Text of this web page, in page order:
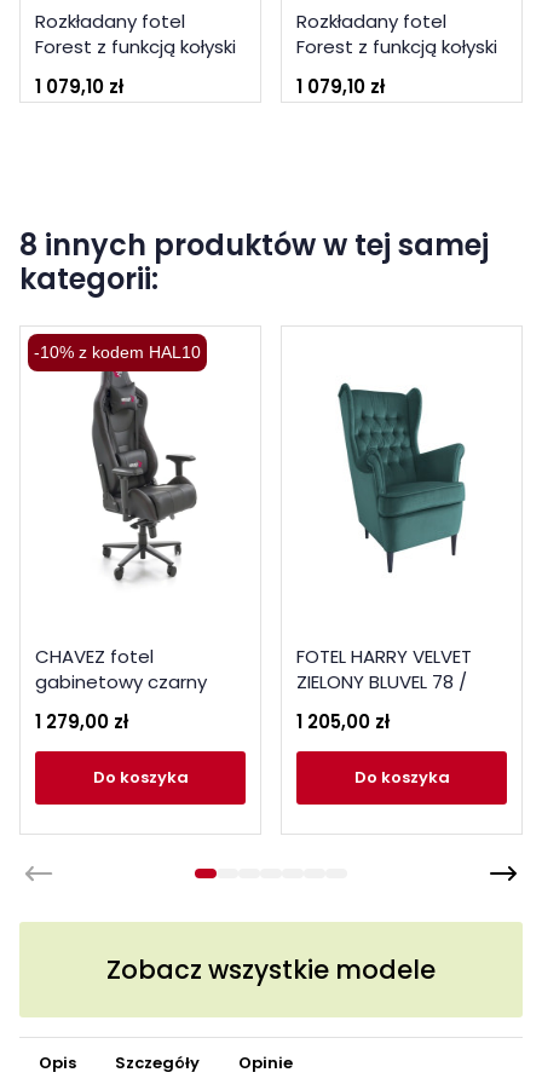
Rozkładany fotel
Forest z funkcją kołyski
1 079,10 zł
Rozkładany fotel
Forest z funkcją kołyski
1 079,10 zł
8 innych produktów w tej samej
kategorii:
-10% z kodem HAL10
CHAVEZ fotel
gabinetowy czarny
1 279,00 zł
do koszyka
FOTEL HARRY VELVET
ZIELONY BLUVEL 78 /
1 205,00 zł
do koszyka
Zobacz wszystkie modele
Opis Szczegóły Opinie